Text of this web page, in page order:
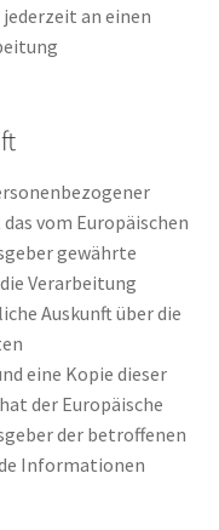
an einen
vom Europäischen
gewährte
Verarbeitung
Auskunft über die
eine Kopie dieser
der Europäische
der betroffenen
Informationen